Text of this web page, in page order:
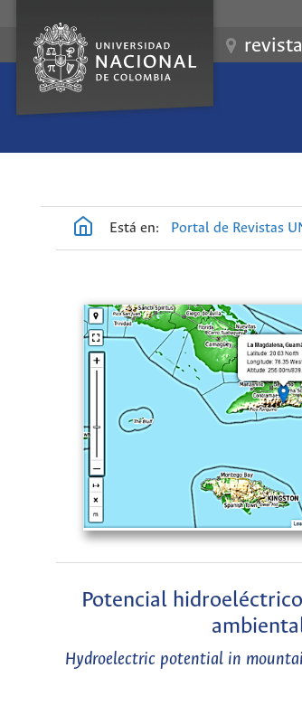
Está en: Portal de Revistas
Potencial
Hydroelectric potential in